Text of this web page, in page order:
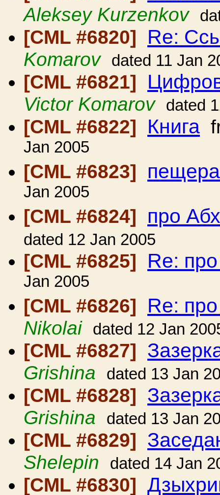
Aleksey Kurzenkov
[CML #6820] Re:
Komarov dated 11 Jan
[CML #6821]
Victor Komarov dated
[CML #6822] Книга
Jan 2005
[CML #6823]
Jan 2005
[CML #6824]
про
dated 12 Jan 2005
[CML #6825] Re:
Jan 2005
[CML #6826]
Re:
Nikolai dated 12 Jan
[CML #6827]
Grishina dated 13 Jan
[CML #6828]
Grishina dated 13 Jan
[CML #6829]
Shelepin dated 14 Jan
[CML #6830]